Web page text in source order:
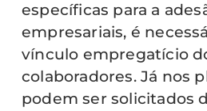
específicas para a
empresariais, é
vínculo empregatício
colaboradores. Já nos
podem ser solicitados